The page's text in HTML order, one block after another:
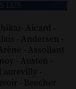
- Aicard -
- Andersen -
- Assollant
- Austen -
aurevilly -
- Beecher